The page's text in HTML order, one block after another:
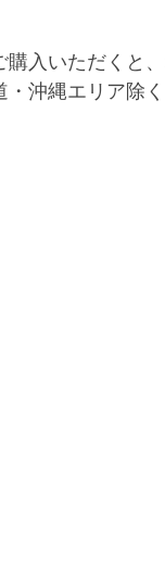
入いただくと
・沖縄エリア除